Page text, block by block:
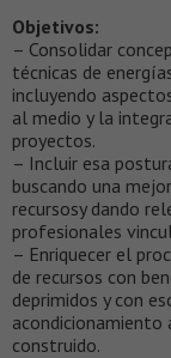
Objetivos:
– Consolidar
técnicas de
incluyendo
al medio y la
proyectos.
– Incluir esa
buscando una
recursosy dando
profesionales
– Enriquecer el
de recursos con
deprimidos y con
construido.